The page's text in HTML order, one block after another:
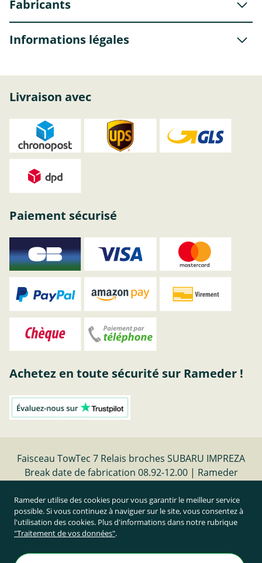
Fabricants
Informations légales
Livraison avec
Paiement sécurisé
Achetez en toute sécurité sur Rameder !
Faisceau TowTec 7 Relais broches SUBARU IMPREZA
Break date de fabrication 08.92-12.00 | Rameder
Résilier le contrat
Prix TTC et hors frais de port
Rameder utilise des cookies pour vous garantir le meilleur service
possible. Si vous continuez à naviguer sur le site, vous consentez à
l'utilisation des cookies. Plus d'informations dans notre rubrique
"Traitement de vos données".